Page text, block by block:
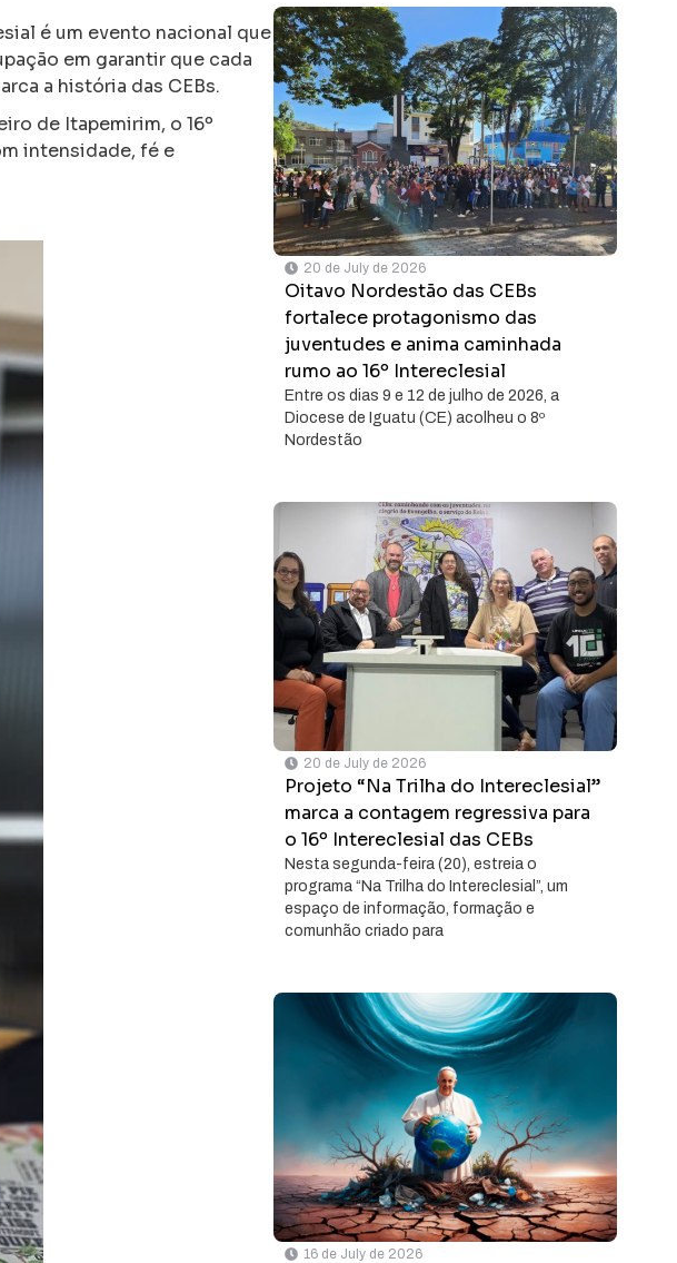
é um evento nacional que
em garantir que cada
a história das CEBs.
de Itapemirim, o 16º
intensidade, fé e
20 de July de 2026
Oitavo Nordestão das CEBs
fortalece protagonismo das
juventudes e anima caminhada
rumo ao 16º Intereclesial
Entre os dias 9 e 12 de julho de 2026, a
Diocese de Iguatu (CE) acolheu o 8º
Nordestão
20 de July de 2026
Projeto “Na Trilha do Intereclesial”
marca a contagem regressiva para
o 16º Intereclesial das CEBs
Nesta segunda-feira (20), estreia o
programa “Na Trilha do Intereclesial”, um
espaço de informação, formação e
comunhão criado para
16 de July de 2026